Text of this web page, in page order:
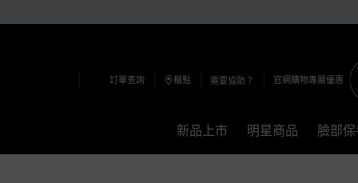
訂單查詢 櫃點 需要協助？ 官網購物專屬優惠
新品上市 明星商品 臉部